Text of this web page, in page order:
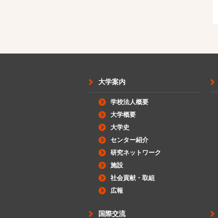
大学案内
学校法人概要
大学概要
大学史
センター紹介
研究ネットワーク
施設
社会貢献・取組
広報
国際交流